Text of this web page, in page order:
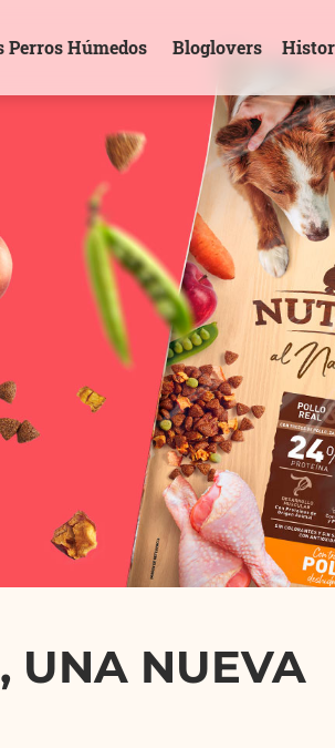
Perros Húmedos Bloglovers
UNA NUEVA